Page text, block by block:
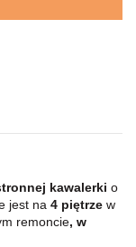
kawalerki o
jest na 4 piętrze w
remoncie, w